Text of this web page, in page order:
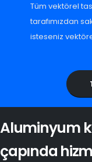
Tüm vektörel
tarafımızdan
isteseniz
Aluminyum
çapında